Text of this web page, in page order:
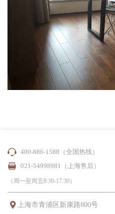
400-886-1588（全国热线）
021-54998981（上海售后）
（周一至周五8:30-17:30）
上海市青浦区新康路800号